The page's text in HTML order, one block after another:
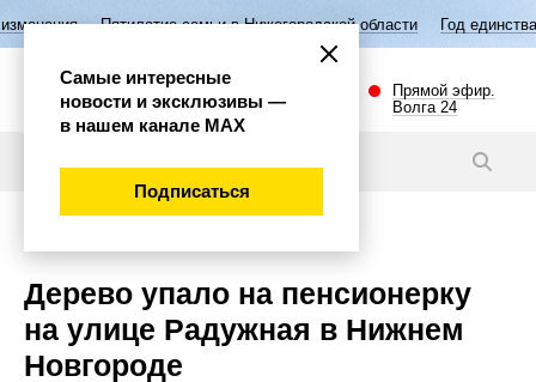
семьи в Нижегородской области Год единства народов России
Прямой эфир.
Волга 24
Дерево упало на пенсионерку
на улице Радужная в Нижнем
Новгороде
Самые интересные
новости и эксклюзивы —
в нашем канале МАХ
Подписаться